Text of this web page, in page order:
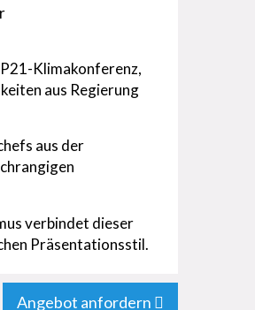
Klimakonferenz,
aus Regierung
aus der
verbindet dieser
Präsentationsstil.
Angebot anfordern